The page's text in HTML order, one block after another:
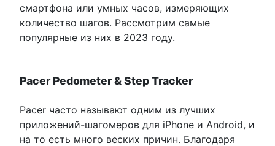
смартфона или умных часов, измеряющих
количество шагов. Рассмотрим самые
популярные из них в 2023 году.
Pacer Pedometer & Step Tracker
Pacer часто называют одним из лучших
приложений-шагомеров для iPhone и Android, и
на то есть много веских причин. Благодаря